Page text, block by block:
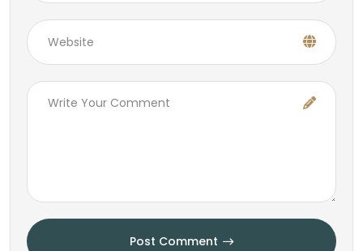
Post Comment